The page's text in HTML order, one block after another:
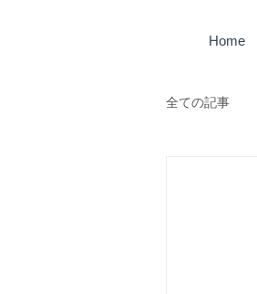
Home
全ての記事